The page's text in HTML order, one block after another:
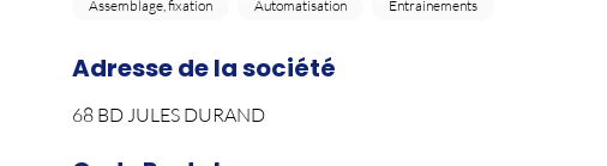
Assemblage, fixation Automatisation Entrainements
Adresse de la société
68 BD JULES DURAND